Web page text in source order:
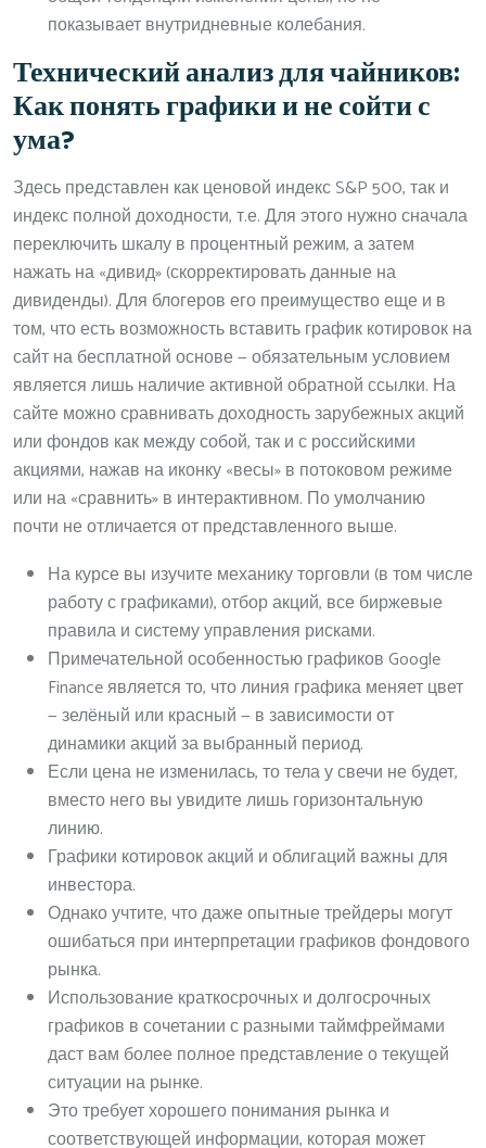
показывает внутридневные колебания.
Технический анализ для чайников:
Как понять графики и не сойти с
ума?
Здесь представлен как ценовой индекс S&P 500, так и
индекс полной доходности, т.е. Для этого нужно сначала
переключить шкалу в процентный режим, а затем
нажать на «дивид» (скорректировать данные на
дивиденды). Для блогеров его преимущество еще и в
том, что есть возможность вставить график котировок на
сайт на бесплатной основе — обязательным условием
является лишь наличие активной обратной ссылки. На
сайте можно сравнивать доходность зарубежных акций
или фондов как между собой, так и с российскими
акциями, нажав на иконку «весы» в потоковом режиме
или на «сравнить» в интерактивном. По умолчанию
почти не отличается от представленного выше.
На курсе вы изучите механику торговли (в том числе
работу с графиками), отбор акций, все биржевые
правила и систему управления рисками.
Примечательной особенностью графиков Google
Finance является то, что линия графика меняет цвет
— зелёный или красный — в зависимости от
динамики акций за выбранный период.
Если цена не изменилась, то тела у свечи не будет,
вместо него вы увидите лишь горизонтальную
линию.
Графики котировок акций и облигаций важны для
инвестора.
Однако учтите, что даже опытные трейдеры могут
ошибаться при интерпретации графиков фондового
рынка.
Использование краткосрочных и долгосрочных
графиков в сочетании с разными таймфреймами
даст вам более полное представление о текущей
ситуации на рынке.
Это требует хорошего понимания рынка и
соответствующей информации, которая может